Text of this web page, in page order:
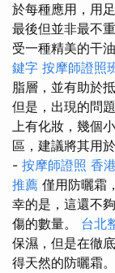
於每種應用，用
最後但並非最不
受一種精美的干
鍵字 按摩師證照
脂層，並有助於
但是，出現的問題
上有化妝，幾個
區，建議將其用
- 按摩師證照 香
推薦 僅用防曬霜
幸的是，這還不
傷的數量。 台北
保濕，但是在徹
得天然的防曬霜